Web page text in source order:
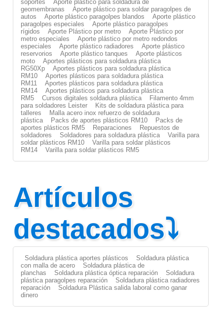
soportes
Aporte plástico para soldadura de
geomembranas
Aporte plástico para soldar paragolpes de
autos
Aporte plástico paragolpes blandos
Aporte plástico
paragolpes especiales
Aporte plástico paragolpes
rígidos
Aporte Plástico por metro
Aporte Plástico por
metro especiales
Aporte plástico por metro redondos
especiales
Aporte plástico radiadores
Aporte plástico
reservorios
Aporte plástico tanques
Aporte plásticos
moto
Aportes plásticos para soldadura plástica
RG50Xp
Aportes plásticos para soldadura plástica
RM10
Aportes plásticos para soldadura plástica
RM11
Aportes plásticos para soldadura plástica
RM14
Aportes plásticos para soldadura plástica
RM5
Cursos digitales soldadura plástica
Filamento 4mm
para soldadores Leister
Kits de soldadura plástica para
talleres
Malla acero inox refuerzo de soldadura
plástica
Packs de aportes plásticos RM10
Packs de
aportes plásticos RM5
Reparaciones
Repuestos de
soldadores
Soldadores para soldadura plástica
Varilla para
soldar plásticos RM10
Varilla para soldar plásticos
RM14
Varilla para soldar plásticos RM5
Artículos
destacados⤵
Soldadura plástica aportes plásticos
Soldadura plástica
con malla de acero
Soldadura plástica de
planchas
Soldadura plástica óptica reparación
Soldadura
plástica paragolpes reparación
Soldadura plástica radiadores
reparación
Soldadura Plástica salida laboral como ganar
dinero